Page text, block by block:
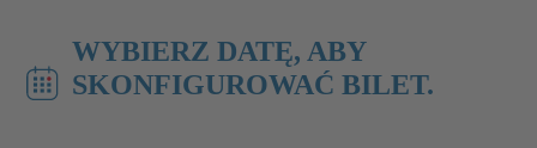
WYBIERZ DATĘ, ABY
SKONFIGUROWAĆ BILET.